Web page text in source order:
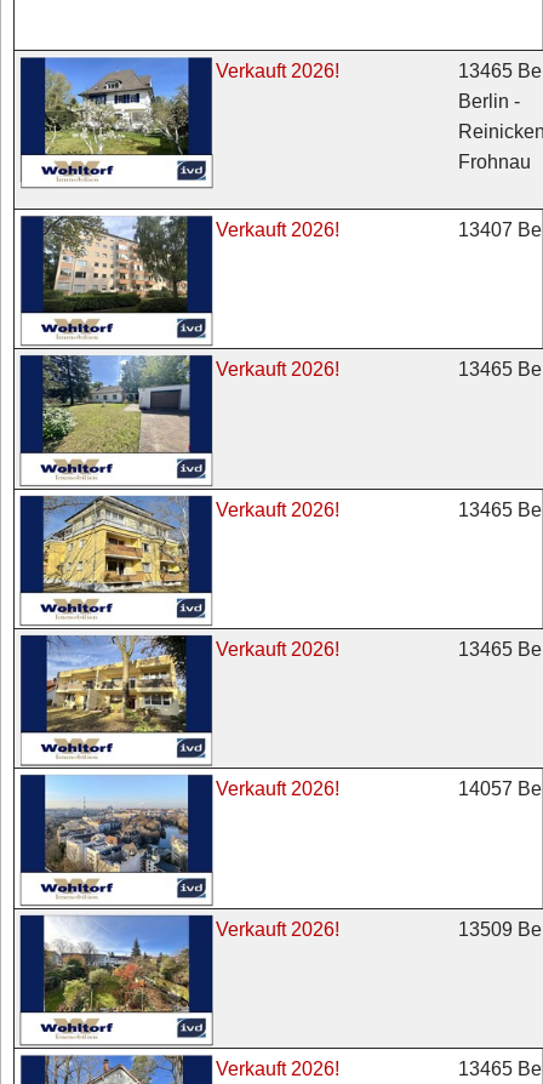
Verkauft 2026!
13465
Berlin -
Frohnau
Verkauft 2026! 13407
Verkauft 2026! 13465
Verkauft 2026! 13465
Verkauft 2026! 13465
Verkauft 2026! 14057
Verkauft 2026! 13509
Verkauft 2026! 13465